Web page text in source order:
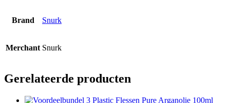
Brand Snurk
Merchant Snurk
Gerelateerde producten